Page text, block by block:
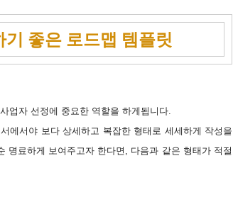
좋은 로드맵 템플릿
업자 선정에 중요한 역할을 하게됩니다.
에서야 보다 상세하고 복잡한 형태로 세세하게 작성을
명료하게 보여주고자 한다면, 다음과 같은 형태가 적절